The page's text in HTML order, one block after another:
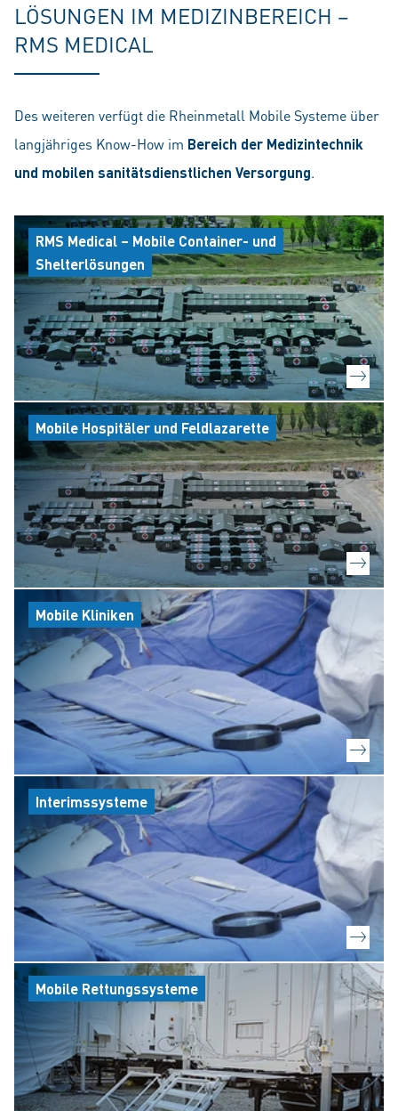
LÖSUNGEN IM MEDIZINBEREICH –
RMS MEDICAL
Des weiteren verfügt die Rheinmetall Mobile Systeme über
langjähriges Know-How im Bereich der Medizintechnik
und mobilen sanitätsdienstlichen Versorgung.
RMS Medical – Mobile Container- und
Shelterlösungen
Mobile Hospitäler und Feldlazarette
Mobile Kliniken
Interimssysteme
Mobile Rettungssysteme